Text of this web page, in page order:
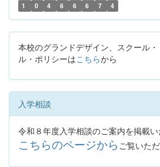
1 0 4 6 6 6 7 4
本校のグランドデザイン、スクール
ル・ポリシーはこちらから
入学相談
令和８年度入学相談のご案内を掲載い
こちらのページから ご覧いただ